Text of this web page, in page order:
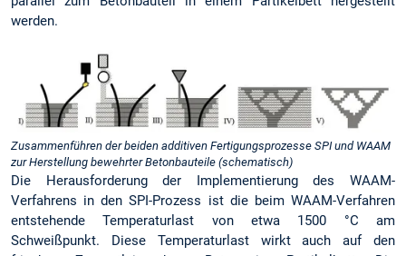
werden.
Zusammenführen der beiden additiven Fertigungsprozesse SPI und WAAM
zur Herstellung bewehrter Betonbauteile (schematisch)
Die Herausforderung der Implementierung des WAAM-
Verfahrens in den SPI-Prozess ist die beim WAAM-Verfahren
entstehende Temperaturlast von etwa 1500 °C am
Schweißpunkt. Diese Temperaturlast wirkt auch auf den